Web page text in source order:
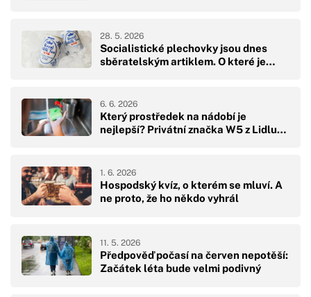
Socialistické plechovky jsou dnes
sběratelským artiklem. O které je…
28. 5. 2026
Který prostředek na nádobí je
nejlepší? Privátní značka W5 z Lidlu…
6. 6. 2026
Hospodský kvíz, o kterém se mluví. A
ne proto, že ho někdo vyhrál
1. 6. 2026
Předpověď počasí na červen nepotěší:
Začátek léta bude velmi podivný
11. 5. 2026